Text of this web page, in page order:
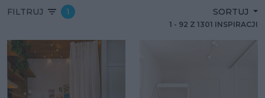
FILTRUJ 1 SORTUJ
1 - 92 Z 1301 INSPIRACJI